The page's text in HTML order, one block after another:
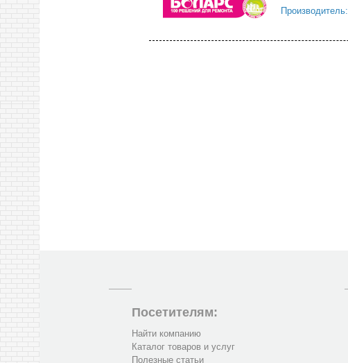
Производитель:
Посетителям:
Найти компанию
Каталог товаров и услуг
Полезные статьи